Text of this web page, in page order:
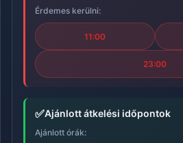
Érdemes kerülni:
11:00
23:00
✅Ajánlott átkelési időpontok
Ajánlott órák: